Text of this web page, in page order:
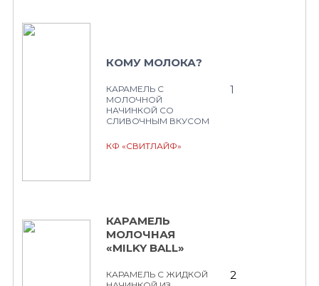
КОМУ МОЛОКА?
КАРАМЕЛЬ С
МОЛОЧНОЙ
НАЧИНКОЙ СО
СЛИВОЧНЫМ ВКУСОМ
КФ «СВИТЛАЙФ»
1
КАРАМЕЛЬ
МОЛОЧНАЯ
«MILKY BALL»
КАРАМЕЛЬ С ЖИДКОЙ
2